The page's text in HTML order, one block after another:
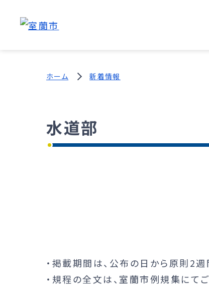
ホーム 新着情報
水道部
・掲載期間は、公布の日から原則2週
・規程の全文は、室蘭市例規集にて